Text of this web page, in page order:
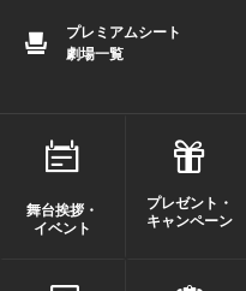
プレミアムシート
劇場一覧
舞台挨拶・
イベント
プレゼント・
キャンペーン